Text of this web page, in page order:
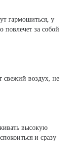
гармошиться, у
повлечет за собой
свежий воздух, не
высокую
и сразу